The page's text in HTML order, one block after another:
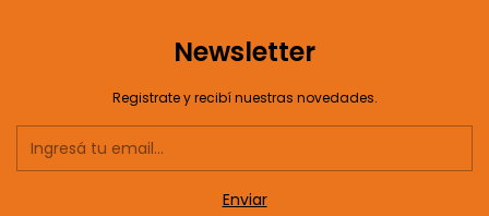
Newsletter
Registrate y recibí nuestras novedades.